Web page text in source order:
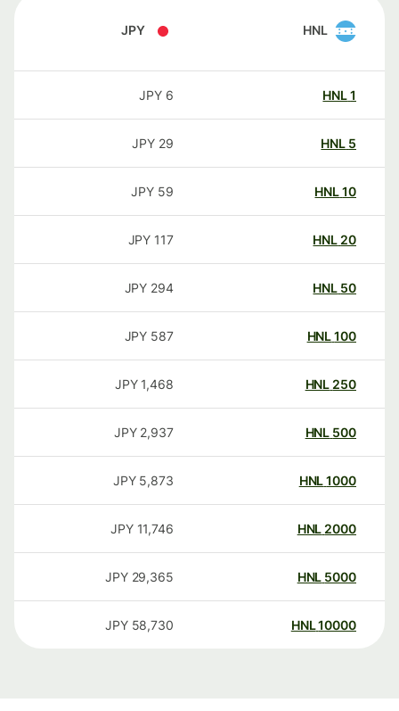
HNL
JPY
HNL
JPY
HNL
JPY
HNL
59
JPY
20
HNL
117
JPY
50
HNL
294
JPY
100
HNL
587
JPY
250
HNL
1,468
JPY
500
HNL
2,937
JPY
1000
HNL
5,873
JPY
2000
HNL
11,746
JPY
5000
HNL
29,365
JPY
10000
HNL
58,730
JPY